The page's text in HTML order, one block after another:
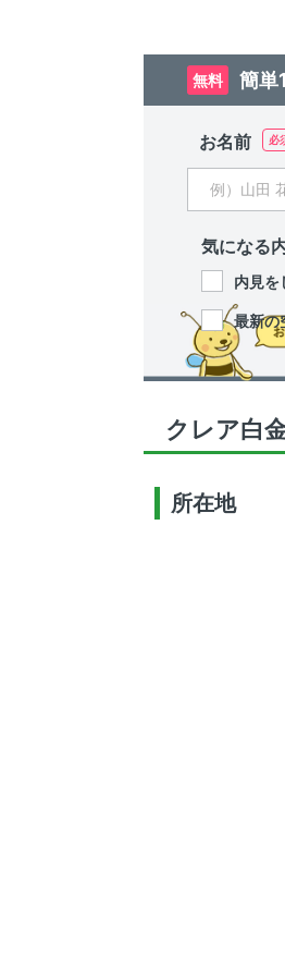
無料 簡単
お名前
気になる
内見を
最新の
クレア白
所在地